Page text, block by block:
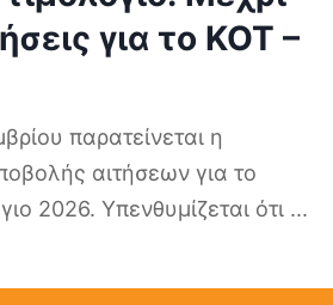
για το ΚΟΤ –
παρατείνεται η
αιτήσεων για το
2026. Υπενθυμίζεται ότι ...